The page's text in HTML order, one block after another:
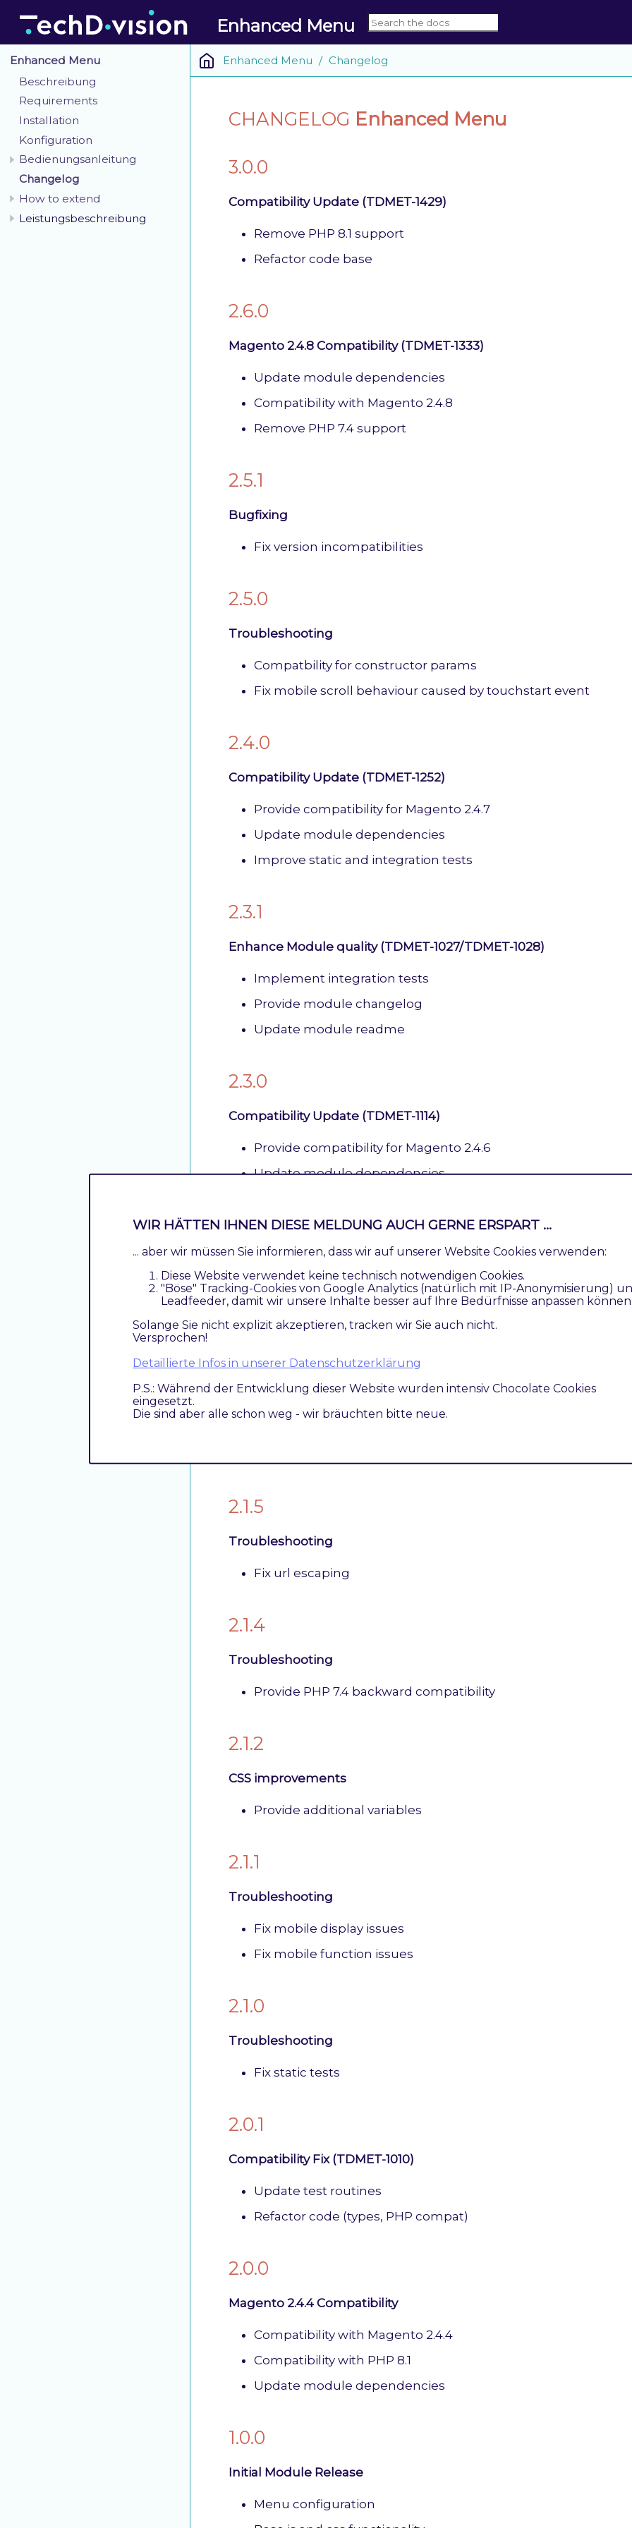
Enhanced Menu
Enhanced Menu
Beschreibung
Requirements
Installation
Konfiguration
Bedienungsanleitung
Changelog
How to extend
Leistungsbeschreibung
Enhanced Menu Changelog
CHANGELOG Enhanced Menu
3.0.0
Compatibility Update (TDMET-1429)
Remove PHP 8.1 support
Refactor code base
2.6.0
Magento 2.4.8 Compatibility (TDMET-1333)
Update module dependencies
Compatibility with Magento 2.4.8
Remove PHP 7.4 support
2.5.1
Bugfixing
Fix version incompatibilities
2.5.0
Troubleshooting
Compatbility for constructor params
Fix mobile scroll behaviour caused by touchstart event
2.4.0
Compatibility Update (TDMET-1252)
Provide compatibility for Magento 2.4.7
Update module dependencies
Improve static and integration tests
2.3.1
Enhance Module quality (TDMET-1027/TDMET-1028)
Implement integration tests
Provide module changelog
Update module readme
2.3.0
Compatibility Update (TDMET-1114)
Provide compatibility for Magento 2.4.6
Update module dependencies
2.2.1
Troubleshooting
Fix wrong type comparison
2.2.0
2.1.5
Troubleshooting
Fix url escaping
2.1.4
Troubleshooting
Provide PHP 7.4 backward compatibility
2.1.2
CSS improvements
Provide additional variables
2.1.1
Troubleshooting
Fix mobile display issues
Fix mobile function issues
2.1.0
Troubleshooting
Fix static tests
2.0.1
Compatibility Fix (TDMET-1010)
Update test routines
Refactor code (types, PHP compat)
2.0.0
Magento 2.4.4 Compatibility
Compatibility with Magento 2.4.4
Compatibility with PHP 8.1
Update module dependencies
1.0.0
Initial Module Release
Menu configuration
WIR HÄTTEN IHNEN DIESE MELDUNG AUCH GERNE ERSPART ...
... aber wir müssen Sie informieren, dass wir auf unserer Website Cookies verwenden:
Diese Website verwendet keine technisch notwendigen Cookies.
"Böse" Tracking-Cookies von Google Analytics (natürlich mit IP-Anonymisierung)
Leadfeeder, damit wir unsere Inhalte besser auf Ihre Bedürfnisse anpassen können.
Solange Sie nicht explizit akzeptieren, tracken wir Sie auch nicht.
Versprochen!
Detaillierte Infos in unserer Datenschutzerklärung
P.S.: Während der Entwicklung dieser Website wurden intensiv Chocolate Cookies
eingesetzt.
Die sind aber alle schon weg - wir bräuchten bitte neue.